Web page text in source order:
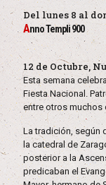
Del lunes 8 al
Anno Templi 900
12 de Octubre,
Esta semana
Fiesta Nacional.
entre otros muchos
La tradición, según
la catedral de
posterior a la
predicaban el